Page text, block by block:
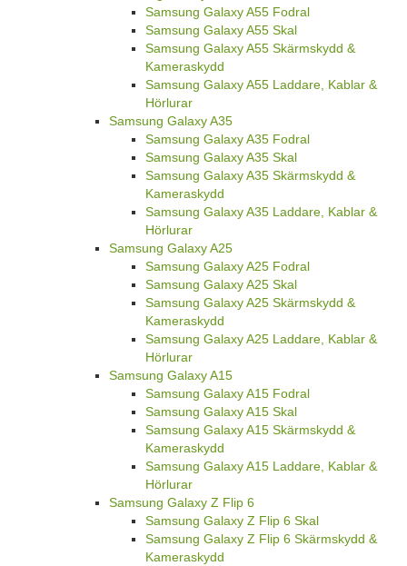
Samsung Galaxy A55 Fodral
Samsung Galaxy A55 Skal
Samsung Galaxy A55 Skärmskydd &
Kameraskydd
Samsung Galaxy A55 Laddare, Kablar &
Hörlurar
Samsung Galaxy A35
Samsung Galaxy A35 Fodral
Samsung Galaxy A35 Skal
Samsung Galaxy A35 Skärmskydd &
Kameraskydd
Samsung Galaxy A35 Laddare, Kablar &
Hörlurar
Samsung Galaxy A25
Samsung Galaxy A25 Fodral
Samsung Galaxy A25 Skal
Samsung Galaxy A25 Skärmskydd &
Kameraskydd
Samsung Galaxy A25 Laddare, Kablar &
Hörlurar
Samsung Galaxy A15
Samsung Galaxy A15 Fodral
Samsung Galaxy A15 Skal
Samsung Galaxy A15 Skärmskydd &
Kameraskydd
Samsung Galaxy A15 Laddare, Kablar &
Hörlurar
Samsung Galaxy Z Flip 6
Samsung Galaxy Z Flip 6 Skal
Samsung Galaxy Z Flip 6 Skärmskydd &
Kameraskydd